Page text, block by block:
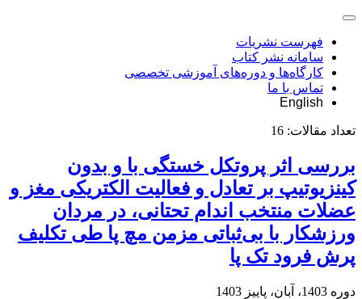
فهرست نشریات
سامانه نشر کتاب
کارگاه‌ها و دوره‌های آموزشی تخصصی
تماس با ما
English
تعداد مقالات: 16
بررسی اثر پروتکل خستگی با و بدون
کینزیوتیپ بر تعادل و فعالیت الکتریکی مغز و
عضلات منتخب اندام تحتانی، در مردان
ورزشکار با بی‌ثباتی مزمن مچ پا طی تکلیف
پرش فرود تک پا
دوره 1403، آبان، پاییز 1403